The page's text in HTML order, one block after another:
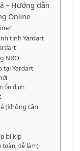
– Hướng dẫn
Online
tinh Yardart
NRO
tại Yardart
ổn định
(không cần
bí kíp
toàn, dễ làm)